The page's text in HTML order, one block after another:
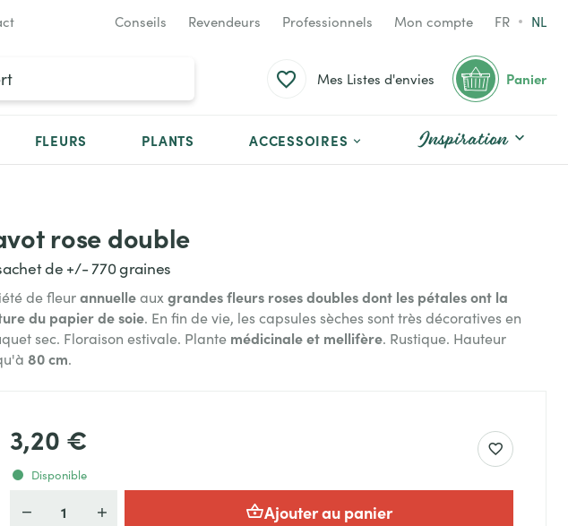
Conseils Revendeurs Professionnels Mon compte FR NL
Mes Listes d'envies Panier
FLEURS PLANTS ACCESSOIRES Inspiration
rose double
de +/- 770 graines
de fleurannuelleaux grandes fleurs roses doubles dont les pétales ont la
du papier de soie. En fin de vie, les capsules sèches sont très décoratives en
sec. Floraison estivale. Plante médicinale et mellifère. Rustique. Hauteur
80 cm.
3,20 €
Disponible
Quantité Ajouter au panier